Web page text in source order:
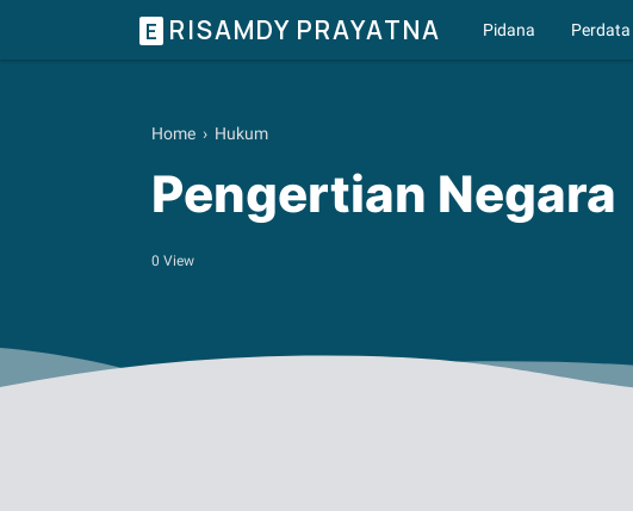
E RISAMDY PRAYATNA Pidana Perdata
Home › Hukum
Pengertian Negara
0 View